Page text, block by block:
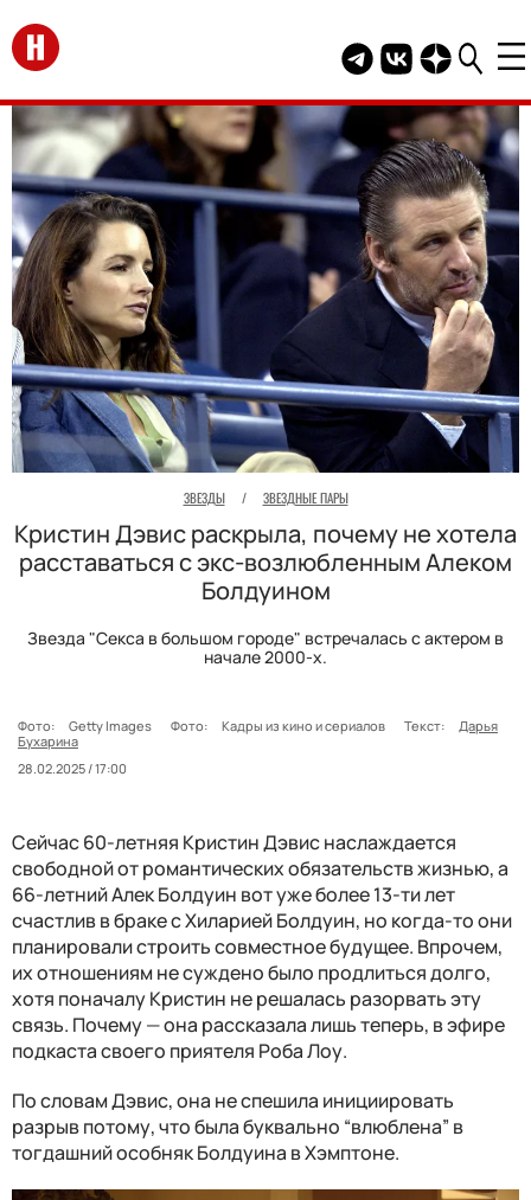
Перейти на главную
Telegram канал
Группа HELLO
Канал
ЗВЕЗДЫ / ЗВЕЗДНЫЕ ПАРЫ
Кристин Дэвис раскрыла, почему не хотела
расставаться с экс-возлюбленным Алеком
Болдуином
Звезда "Секса в большом городе" встречалась с актером в
начале 2000-х.
Фото: Getty Images Фото: Кадры из кино и сериалов Текст:
Дарья
Бухарина
28.02.2025 / 17:00
Сейчас 60-летняя Кристин Дэвис наслаждается
свободной от романтических обязательств жизнью, а
66-летний Алек Болдуин вот уже более 13-ти лет
счастлив в браке с Хиларией Болдуин, но когда-то они
планировали строить совместное будущее. Впрочем,
их отношениям не суждено было продлиться долго,
хотя поначалу Кристин не решалась разорвать эту
связь. Почему—она рассказала лишь теперь, в эфире
подкаста своего приятеля Роба Лоу.
По словам Дэвис, она не спешила инициировать
разрыв потому, что была буквально “влюблена” в
тогдашний особняк Болдуина в Хэмптоне.